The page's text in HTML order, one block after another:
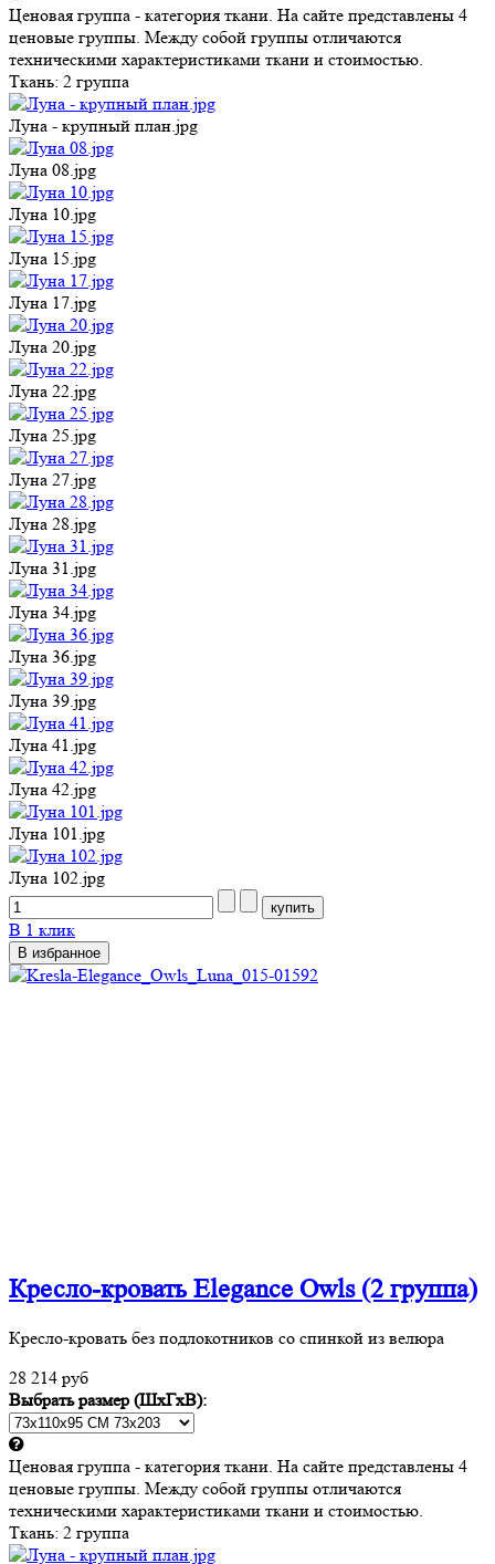
Ценовая группа - категория ткани. На сайте представлены 4
ценовые группы. Между собой группы отличаются
техническими характеристиками ткани и стоимостью.
Ткань: 2 группа
Луна - крупный план.jpg
Луна 08.jpg
Луна 10.jpg
Луна 15.jpg
Луна 17.jpg
Луна 20.jpg
Луна 22.jpg
Луна 25.jpg
Луна 27.jpg
Луна 28.jpg
Луна 31.jpg
Луна 34.jpg
Луна 36.jpg
Луна 39.jpg
Луна 41.jpg
Луна 42.jpg
Луна 101.jpg
Луна 102.jpg
В 1 клик
В избранное
Кресло-кровать Elegance Owls (2 группа)
Кресло-кровать без подлокотников со спинкой из велюра
28 214 руб
Выбрать размер (ШхГхВ):
Ценовая группа - категория ткани. На сайте представлены 4
ценовые группы. Между собой группы отличаются
техническими характеристиками ткани и стоимостью.
Ткань: 2 группа